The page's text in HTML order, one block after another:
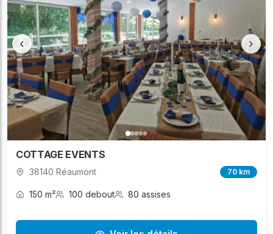
‹ ›
COTTAGE EVENTS
38140 Réaumont 70 km
150 m² 100 debout 80 assises